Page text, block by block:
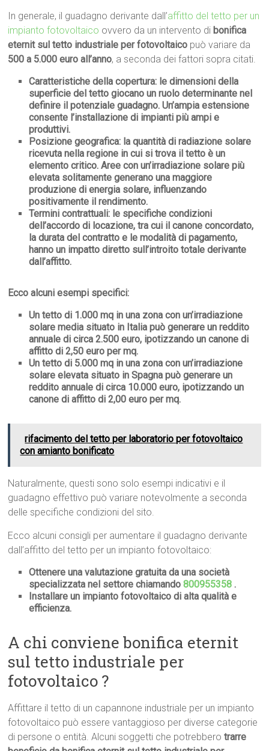
In generale, il guadagno derivante dall’affitto del tetto per un
impianto fotovoltaico ovvero da un intervento di bonifica
eternit sul tetto industriale per fotovoltaico può variare da
500 a 5.000 euro all’anno, a seconda dei fattori sopra citati.
Caratteristiche della copertura: le dimensioni della
superficie del tetto giocano un ruolo determinante nel
definire il potenziale guadagno. Un’ampia estensione
consente l’installazione di impianti più ampi e
produttivi.
Posizione geografica: la quantità di radiazione solare
ricevuta nella regione in cui si trova il tetto è un
elemento critico. Aree con un’irradiazione solare più
elevata solitamente generano una maggiore
produzione di energia solare, influenzando
positivamente il rendimento.
Termini contrattuali: le specifiche condizioni
dell’accordo di locazione, tra cui il canone concordato,
la durata del contratto e le modalità di pagamento,
hanno un impatto diretto sull’introito totale derivante
dall’affitto.
Ecco alcuni esempi specifici:
Un tetto di 1.000 mq in una zona con un’irradiazione
solare media situato in Italia può generare un reddito
annuale di circa2.500 euro, ipotizzando un canone di
affitto di2,50 euro per mq.
Un tetto di 5.000 mq in una zona con un’irradiazione
solare elevata situato in Spagna può generare un
reddito annuale di circa 10.000 euro, ipotizzando un
canone di affitto di2,00 euro per mq.
rifacimento del tetto per laboratorio per fotovoltaico
con amianto bonificato
Naturalmente, questi sono solo esempi indicativi e il
guadagno effettivo può variare notevolmente a seconda
delle specifiche condizioni del sito.
Ecco alcuni consigli per aumentare il guadagno derivante
dall’affitto del tetto per un impianto fotovoltaico:
Ottenere una valutazione gratuita da una società
specializzata nel settore chiamando800955358 .
Installare un impianto fotovoltaico di alta qualità e
efficienza.
A chi conviene bonifica eternit
sul tetto industriale per
fotovoltaico ?
Affittare il tetto di un capannone industriale per un impianto
fotovoltaico può essere vantaggioso per diverse categorie
di persone o entità. Alcuni soggetti che potrebberotrarre